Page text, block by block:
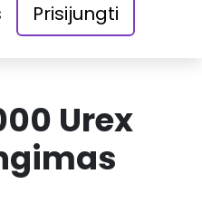
Prisijungti
Urex